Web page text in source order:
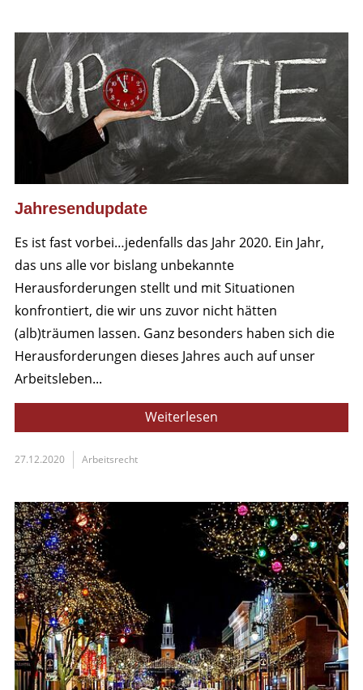
Jahresendupdate
Es ist fast vorbei…jedenfalls das Jahr 2020. Ein Jahr,
das uns alle vor bislang unbekannte
Herausforderungen stellt und mit Situationen
konfrontiert, die wir uns zuvor nicht hätten
(alb)träumen lassen. Ganz besonders haben sich die
Herausforderungen dieses Jahres auch auf unser
Arbeitsleben...
Weiterlesen
27.12.2020 Arbeitsrecht